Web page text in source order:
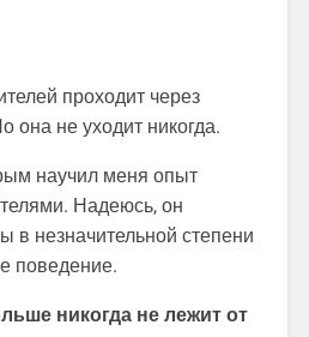
проходит через
она не уходит никогда.
научил меня опыт
Надеюсь, он
в незначительной степени
поведение.
никогда не лежит от